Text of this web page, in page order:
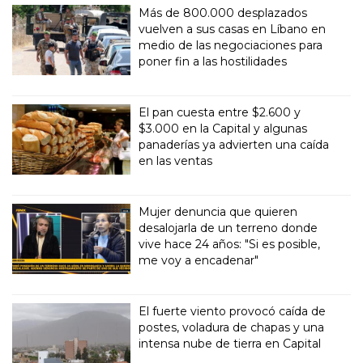
Más de 800.000 desplazados
vuelven a sus casas en Líbano en
medio de las negociaciones para
poner fin a las hostilidades
El pan cuesta entre $2.600 y
$3.000 en la Capital y algunas
panaderías ya advierten una caída
en las ventas
Mujer denuncia que quieren
desalojarla de un terreno donde
vive hace 24 años: "Si es posible,
me voy a encadenar"
El fuerte viento provocó caída de
postes, voladura de chapas y una
intensa nube de tierra en Capital